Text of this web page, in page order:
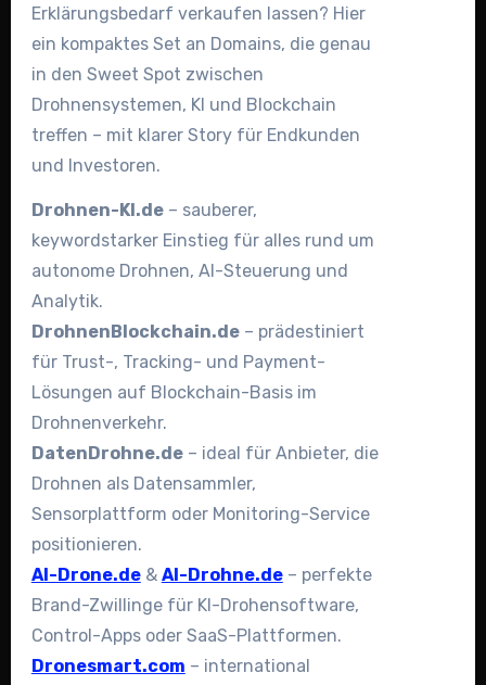
Erklärungsbedarf verkaufen lassen? Hier
ein kompaktes Set an Domains, die genau
in den Sweet Spot zwischen
Drohnensystemen, KI und Blockchain
treffen – mit klarer Story für Endkunden
und Investoren.
Drohnen-KI.de– sauberer,
keywordstarker Einstieg für alles rund um
autonome Drohnen, AI-Steuerung und
Analytik.
DrohnenBlockchain.de– prädestiniert
für Trust-, Tracking- und Payment-
Lösungen auf Blockchain-Basis im
Drohnenverkehr.
DatenDrohne.de– ideal für Anbieter, die
Drohnen als Datensammler,
Sensorplattform oder Monitoring-Service
positionieren.
AI-Drone.de& AI-Drohne.de– perfekte
Brand-Zwillinge für KI-Drohensoftware,
Control-Apps oder SaaS-Plattformen.
Dronesmart.com – international